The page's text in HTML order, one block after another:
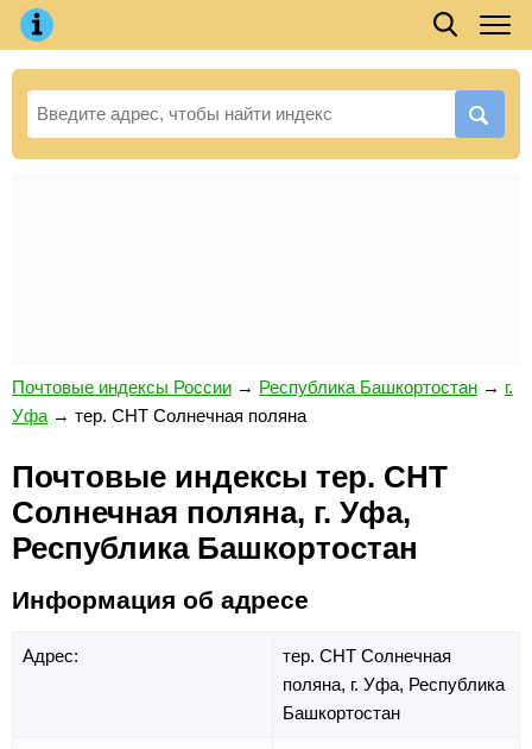
Почтовые индексы России → Республика Башкортостан → г.
Уфа → тер. СНТ Солнечная поляна
Почтовые индексы тер. СНТ
Солнечная поляна, г. Уфа,
Республика Башкортостан
Информация об адресе
Адрес:
тер. СНТ Солнечная
поляна, г. Уфа, Республика
Башкортостан